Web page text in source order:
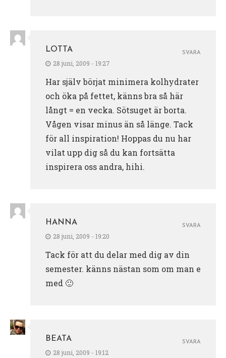
LOTTA
28 juni, 2009 - 19:27
Har själv börjat minimera kolhydrater
och öka på fettet, känns bra så här
långt = en vecka. Sötsuget är borta.
Vågen visar minus än så länge. Tack
för all inspiration! Hoppas du nu har
vilat upp dig så du kan fortsätta
inspirera oss andra, hihi.
SVARA
HANNA
28 juni, 2009 - 19:20
Tack för att du delar med dig av din
semester. känns nästan som om man e
med 🙂
SVARA
BEATA
28 juni, 2009 - 19:12
SVARA